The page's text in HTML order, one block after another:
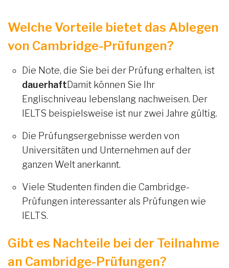
Welche Vorteile bietet das Ablegen
von Cambridge-Prüfungen?
Die Note, die Sie bei der Prüfung erhalten, ist
dauerhaftDamit können Sie Ihr
Englischniveau lebenslang nachweisen. Der
IELTS beispielsweise ist nur zwei Jahre gültig.
Die Prüfungsergebnisse werden von
Universitäten und Unternehmen auf der
ganzen Welt anerkannt.
Viele Studenten finden die Cambridge-
Prüfungen interessanter als Prüfungen wie
IELTS.
Gibt es Nachteile bei der Teilnahme
an Cambridge-Prüfungen?